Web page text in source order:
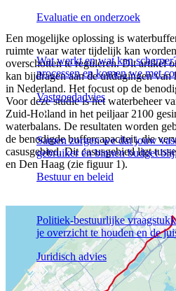
Evaluatie en onderzoek
Wat werkt en wat kan
processen en komen we met
Vastgoedadvies
Samen zorgen we dat jouw
gebruiker én binnen budget
Bestuur en beleid
Politiek-bestuurlijke
je overzicht te houden en de
Juridisch advies
Een mogelijke oplossing is
ruimte waar water tijdelijk kan
overschotten te reguleren. Dit artikel
kan bijdragen aan de uitdagingen van
in Nederland. Het focust op de
Voor deze studie is het waterbeheer
Zuid-Holland in het peiljaar 2100
waterbalans. De resultaten worden
de benodigde buffercapaciteit, die
casusgebied. Dit casusgebied ligt
en Den Haag (zie figuur 1).